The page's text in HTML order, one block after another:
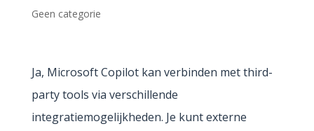
Geen categorie
Ja, Microsoft Copilot kan verbinden met third-
party tools via verschillende
integratiemogelijkheden. Je kunt externe